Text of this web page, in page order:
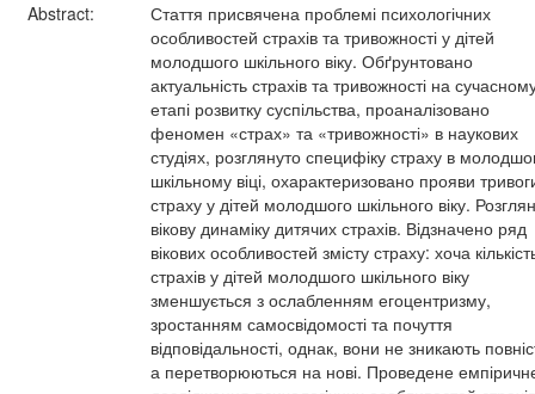
Abstract:
Стаття присвячена проблемі психологічних
особливостей страхів та тривожності у дітей
молодшого шкільного віку. Обґрунтовано
актуальність страхів та тривожності на
етапі розвитку суспільства, проаналізовано
феномен «страх» та «тривожності» в наукових
студіях, розглянуто специфіку страху в
шкільному віці, охарактеризовано прояви
страху у дітей молодшого шкільного віку.
вікову динаміку дитячих страхів. Відзначено ряд
вікових особливостей змісту страху: хоча
страхів у дітей молодшого шкільного віку
зменшується з ослабленням егоцентризму,
зростанням самосвідомості та почуття
відповідальності, однак, вони не зникають
а перетворюються на нові. Проведене